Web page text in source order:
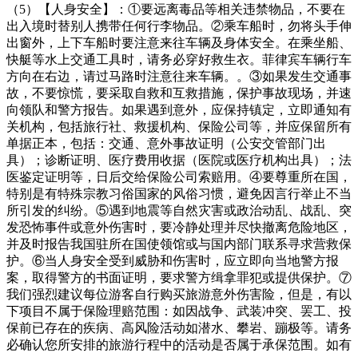
（5）【人身安全】：①要远离毒品等相关违禁物品，不要在
出入境时替别人携带任何行李物品。②乘车船时，勿将头手伸
出窗外，上下车船时要注意来往车辆及身体安全。在乘坐船、
快艇等水上交通工具时，请务必穿好救生衣。菲律宾车辆行车
方向在右边，请过马路时注意往来车辆。。③如果发生交通事
故，不要惊慌，要采取自救和互救措施，保护事故现场，并速
向领队和警方报告。如果遇到意外，应保持镇定，立即通知有
关机构，包括旅行社、救援机构、保险公司等，并应保留所有
单据正本，包括：交通、意外事故证明（公安交管部门出
具）；诊断证明、医疗费用收据（医院或医疗机构出具）；法
医鉴定证明等，日后交给保险公司索赔用。④要尊重所在国，
特别是有特殊宗教习俗国家的风俗习惯，避免因言行举止不当
所引发的纠纷。⑤遇到地震等自然灾害或政治动乱、战乱、突
发恐怖事件或意外伤害时，要冷静处理并尽快撤离危险地区，
并及时报告我国驻所在国使领馆或与国内部门联系寻求营救保
护。⑥当人身安全受到威胁和伤害时，应立即向当地警方报
案，取得警方的书面证明，要求警方缉拿罪犯或提供保护。⑦
我们强烈建议每位游客自行购买旅游意外伤害险，但是，有以
下项目不属于保险理赔范围：如因战争、武装冲突、罢工、投
保前已存在的疾病、高风险活动如潜水、攀岩、蹦极等。请务
必确认您所安排的旅游行程中的活动是否属于承保范围。如有